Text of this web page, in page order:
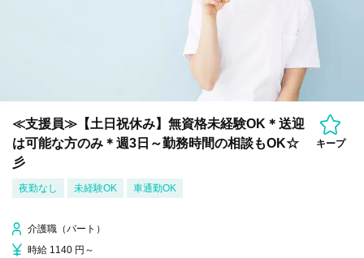
≪支援員≫【土日祝休み】無資格未経験OK＊送迎
は可能な方のみ＊週3日～勤務時間の相談もOK☆
彡
キープ
夜勤なし 未経験OK 車通勤OK
介護職（パート）
時給 1140 円～